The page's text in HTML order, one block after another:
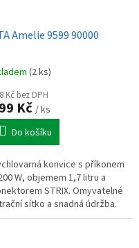
Amelie 9599 90000
(2 ks)
Kč bez DPH
Kč/ ks
Do košíku
konvice s příkonem
W, objemem 1,7 litru a
STRIX. Omyvatelné
sítko a snadná údržba.